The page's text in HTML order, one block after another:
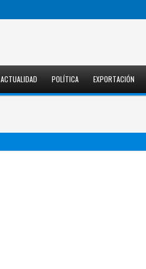
ACTUALIDAD POLÍTICA EXPORTACIÓN